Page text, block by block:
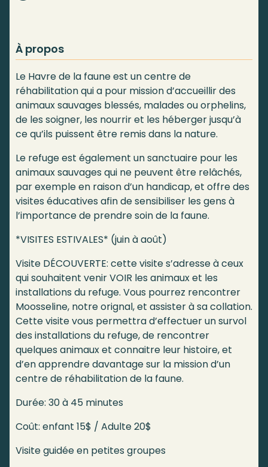
À propos
Le Havre de la faune est un centre de
réhabilitation qui a pour mission d’accueillir des
animaux sauvages blessés, malades ou orphelins,
de les soigner, les nourrir et les héberger jusqu’à
ce qu’ils puissent être remis dans la nature.
Le refuge est également un sanctuaire pour les
animaux sauvages qui ne peuvent être relâchés,
par exemple en raison d’un handicap, et offre des
visites éducatives afin de sensibiliser les gens à
l’importance de prendre soin de la faune.
*VISITES ESTIVALES* (juin à août)
Visite DÉCOUVERTE: cette visite s’adresse à ceux
qui souhaitent venir VOIR les animaux et les
installations du refuge. Vous pourrez rencontrer
Moosseline, notre orignal, et assister à sa collation.
Cette visite vous permettra d’effectuer un survol
des installations du refuge, de rencontrer
quelques animaux et connaitre leur histoire, et
d’en apprendre davantage sur la mission d’un
centre de réhabilitation de la faune.
Durée: 30 à 45 minutes
Coût: enfant 15$ / Adulte 20$
Visite guidée en petites groupes